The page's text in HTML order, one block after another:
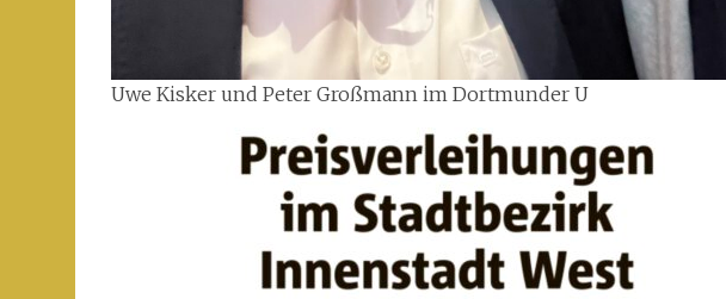
Uwe Kisker und Peter Großmann im Dortmunder U